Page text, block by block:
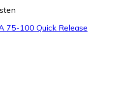
75-100 Quick Release